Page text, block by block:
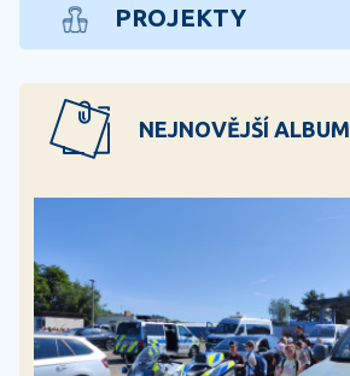
PROJEKTY
NEJNOVĚJŠÍ ALBUM